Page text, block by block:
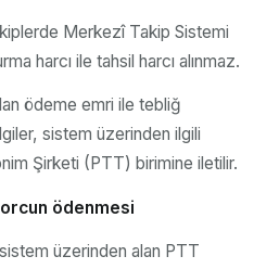
Merkezî Takip Sistemi
harcı ile tahsil harcı alınmaz.
ödeme emri ile tebliğ
sistem üzerinden ilgili
Şirketi (PTT) birimine iletilir.
ödenmesi
üzerinden alan PTT